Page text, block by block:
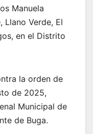
Manuela
Llano Verde, El
en el Distrito
la orden de
de 2025,
Municipal de
de Buga.